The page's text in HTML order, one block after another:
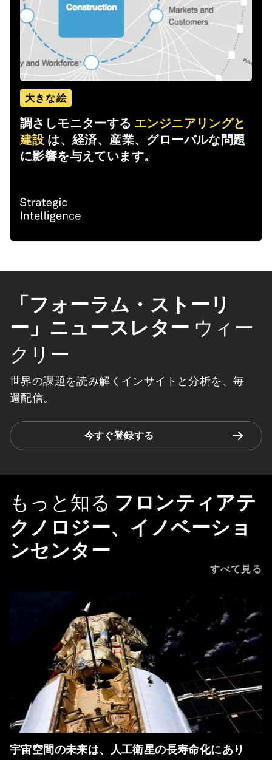
大きな絵
調さしモニターする エンジニアリングと
建設 は、経済、産業、グローバルな問題
に影響を与えています。
「フォーラム・ストーリ
ー」ニュースレター ウィー
クリー
世界の課題を読み解くインサイトと分析を、毎
週配信。
今すぐ登録する
もっと知る フロンティアテ
クノロジー、イノベーショ
ンセンター
すべて見る
宇宙空間の未来は、人工衛星の長寿命化にあり